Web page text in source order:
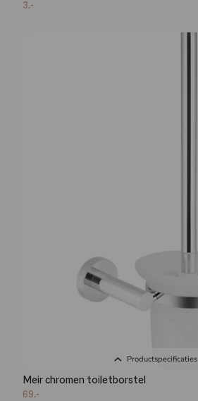
3,-
Productspecificaties
Meir chromen toiletborstel
69,-